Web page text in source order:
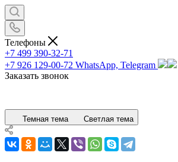
Телефоны
+7 499 390-32-71
+7 926 129-00-72 WhatsApp, Telegram
Заказать звонок
Темная тема Светлая тема